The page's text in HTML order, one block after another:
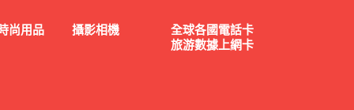
尚用品 攝影相機
全球各國電話卡
旅游數據上網卡